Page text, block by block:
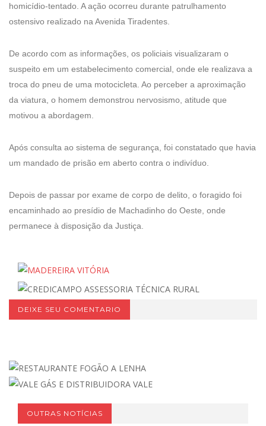
homicídio-tentado. A ação ocorreu durante patrulhamento
ostensivo realizado na Avenida Tiradentes.
De acordo com as informações, os policiais visualizaram o
suspeito em um estabelecimento comercial, onde ele realizava a
troca do pneu de uma motocicleta. Ao perceber a aproximação
da viatura, o homem demonstrou nervosismo, atitude que
motivou a abordagem.
Após consulta ao sistema de segurança, foi constatado que havia
um mandado de prisão em aberto contra o indivíduo.
Depois de passar por exame de corpo de delito, o foragido foi
encaminhado ao presídio de Machadinho do Oeste, onde
permanece à disposição da Justiça.
DEIXE SEU COMENTARIO
OUTRAS NOTÍCIAS